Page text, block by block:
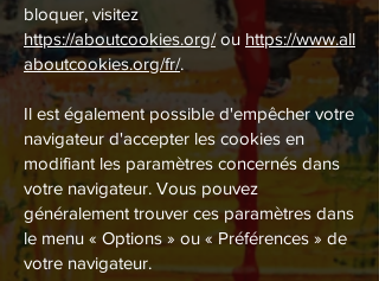
bloquer, visitez
https://aboutcookies.org/ ou https://www.all
aboutcookies.org/fr/.
Il est également possible d'empêcher votre
navigateur d'accepter les cookies en
modifiant les paramètres concernés dans
votre navigateur. Vous pouvez
généralement trouver ces paramètres dans
le menu « Options » ou « Préférences » de
votre navigateur.